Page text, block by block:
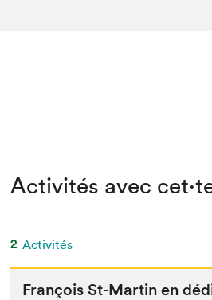
Activités avec
2 Activités
François St-Mar­tin en